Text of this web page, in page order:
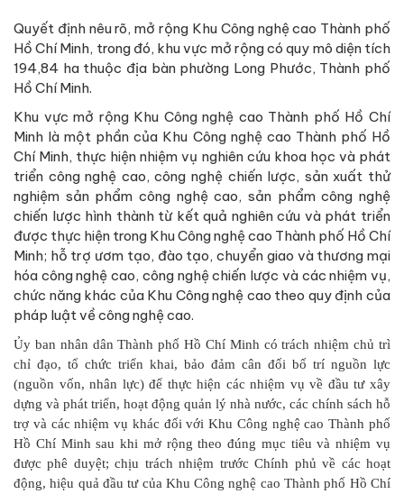
Quyết định nêu rõ, mở rộng Khu Công nghệ cao Thành phố
Hồ Chí Minh, trong đó, khu vực mở rộng có quy mô diện tích
194,84 ha thuộc địa bàn phường Long Phước, Thành phố
Hồ Chí Minh.
Khu vực mở rộng Khu Công nghệ cao Thành phố Hồ Chí
Minh là một phần của Khu Công nghệ cao Thành phố Hồ
Chí Minh, thực hiện nhiệm vụ nghiên cứu khoa học và phát
triển công nghệ cao, công nghệ chiến lược, sản xuất thử
nghiệm sản phẩm công nghệ cao, sản phẩm công nghệ
chiến lược hình thành từ kết quả nghiên cứu và phát triển
được thực hiện trong Khu Công nghệ cao Thành phố Hồ Chí
Minh; hỗ trợ ươm tạo, đào tạo, chuyển giao và thương mại
hóa công nghệ cao, công nghệ chiến lược và các nhiệm vụ,
chức năng khác của Khu Công nghệ cao theo quy định của
pháp luật về công nghệ cao.
Ủy ban nhân dân Thành phố Hồ Chí Minh có trách nhiệm chủ trì
chỉ đạo, tổ chức triển khai, bảo đảm cân đối bố trí nguồn lực
(nguồn vốn, nhân lực) để thực hiện các nhiệm vụ về đầu tư xây
dựng và phát triển, hoạt động quản lý nhà nước, các chính sách hỗ
trợ và các nhiệm vụ khác đối với Khu Công nghệ cao Thành phố
Hồ Chí Minh sau khi mở rộng theo đúng mục tiêu và nhiệm vụ
được phê duyệt; chịu trách nhiệm trước Chính phủ về các hoạt
động, hiệu quả đầu tư của Khu Công nghệ cao Thành phố Hồ Chí